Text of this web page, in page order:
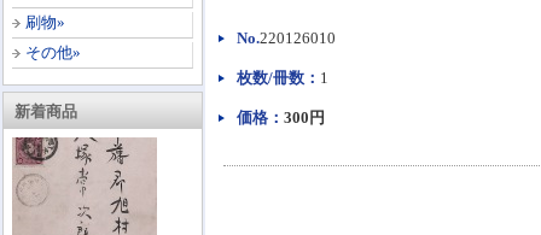
刷物»
その他»
新着商品
No.220126010
枚数/冊数： 1
価格：300円